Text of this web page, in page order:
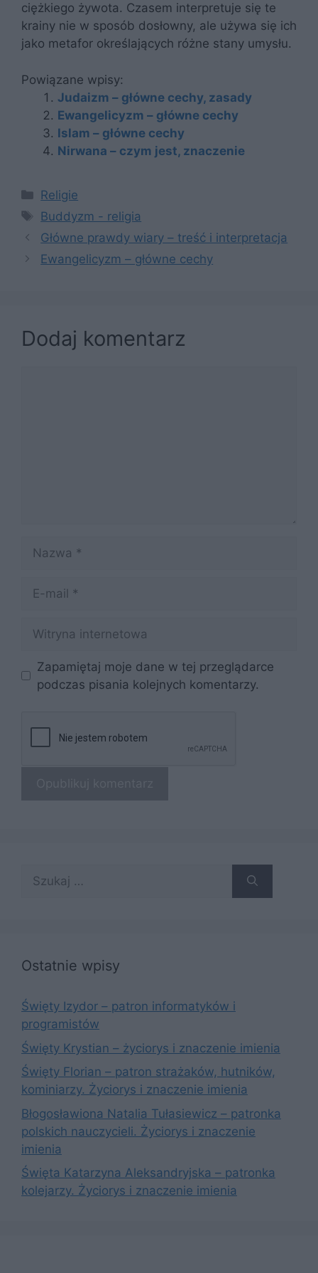
ciężkiego żywota. Czasem interpretuje się te
krainy nie w sposób dosłowny, ale używa się ich
jako metafor określających różne stany umysłu.
Powiązane wpisy:
Judaizm – główne cechy, zasady
Ewangelicyzm – główne cechy
Islam – główne cechy
Nirwana – czym jest, znaczenie
Kategorie
Religie
Tagi
Buddyzm - religia
Główne prawdy wiary – treść i interpretacja
Ewangelicyzm – główne cechy
Dodaj komentarz
mail
internetowa
Zapamiętaj moje dane w tej przeglądarce
podczas pisania kolejnych komentarzy.
Ostatnie wpisy
Święty Izydor – patron informatyków i
programistów
Święty Krystian – życiorys i znaczenie imienia
Święty Florian – patron strażaków, hutników,
kominiarzy. Życiorys i znaczenie imienia
Błogosławiona Natalia Tułasiewicz – patronka
polskich nauczycieli. Życiorys i znaczenie
imienia
Święta Katarzyna Aleksandryjska – patronka
kolejarzy. Życiorys i znaczenie imienia